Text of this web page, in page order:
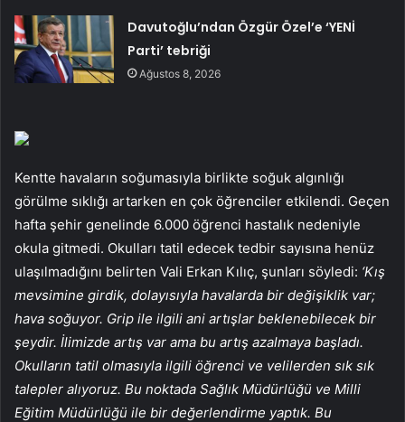
Davutoğlu’ndan Özgür Özel’e ‘YENİ
Parti’ tebriği
Ağustos 8, 2026
Kentte havaların soğumasıyla birlikte soğuk algınlığı
görülme sıklığı artarken en çok öğrenciler etkilendi. Geçen
hafta şehir genelinde 6.000 öğrenci hastalık nedeniyle
okula gitmedi. Okulları tatil edecek tedbir sayısına henüz
ulaşılmadığını belirten Vali Erkan Kılıç, şunları söyledi: ‘Kış
mevsimine girdik, dolayısıyla havalarda bir değişiklik var;
hava soğuyor. Grip ile ilgili ani artışlar beklenebilecek bir
şeydir. İlimizde artış var ama bu artış azalmaya başladı.
Okulların tatil olmasıyla ilgili öğrenci ve velilerden sık sık
talepler alıyoruz. Bu noktada Sağlık Müdürlüğü ve Milli
Eğitim Müdürlüğü ile bir değerlendirme yaptık. Bu